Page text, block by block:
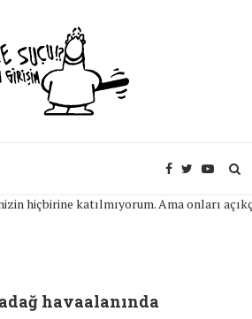
katılmıyorum. Ama onları açıkça
havaalanında